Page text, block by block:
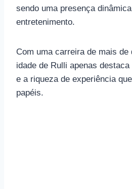
sendo uma presença
entretenimento.
Com uma carreira de mais de
idade de Rulli apenas
e a riqueza de experiência
papéis.